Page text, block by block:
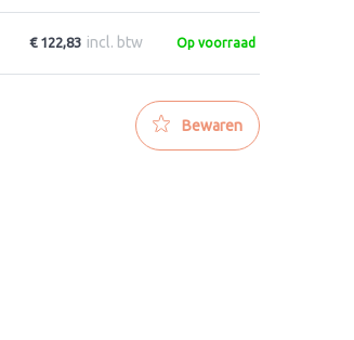
€ 122,83 incl. btw Op voorraad
Bewaren